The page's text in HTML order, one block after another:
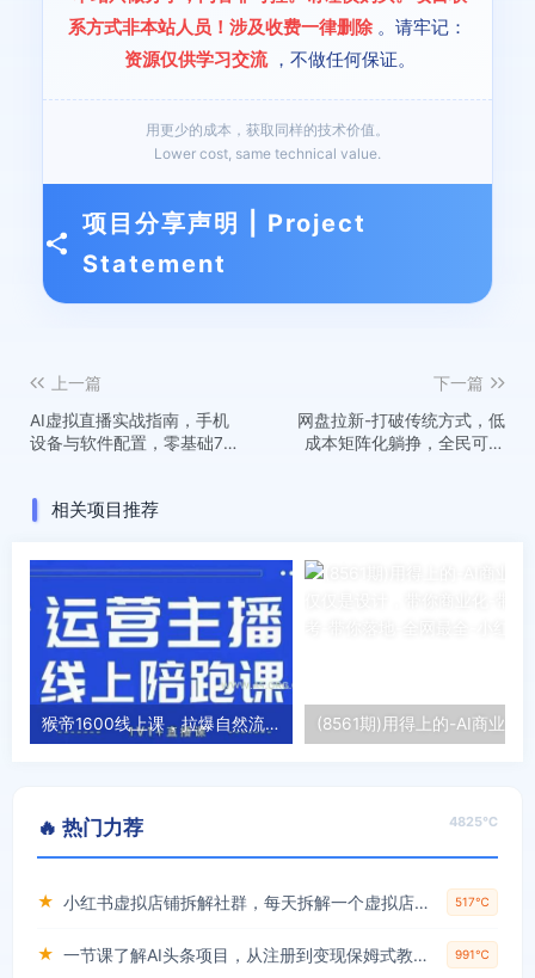
系方式非本站人员！涉及收费一律删除 。请牢记：
资源仅供学习交流 ，不做任何保证。
用更少的成本，获取同样的技术价值。
Lower cost, same technical value.
项目分享声明 | Project
Statement
上一篇
AI虚拟直播实战指南，手机
设备与软件配置，零基础7天
下一篇
网盘拉新-打破传统方式，低
成本矩阵化躺挣，全民可参
相关项目推荐
猴帝1600线上课，拉爆自然流，做懂流量的主播，新规政策下，自然流破圈攻略【更新26年4月15日】
🔥 热门力荐 4825℃
★ 小红书虚拟店铺拆解社群，每天拆解一个虚拟店，简单实用(赠送小红书虚拟教程) 517℃
★ 一节课了解AI头条项目，从注册到变现保姆式教学，零基础可以操作【揭秘】 991℃